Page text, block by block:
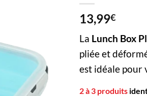
13,99€
La Lunch Box
pliée et
est idéale pour
2 à 3 produits